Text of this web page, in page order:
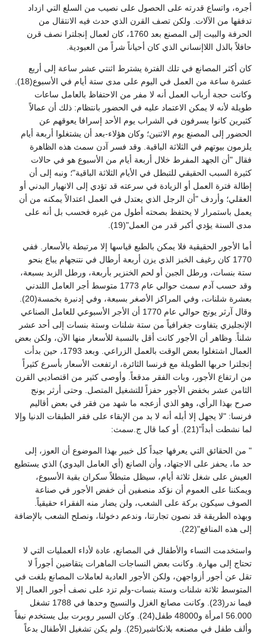
أجره، واتساع قدرته على الحصول على نصيب من السلع التي ازداد
تدفقها من الآلات. ولكن تصف القرن الذي حدث فيه الانتقال من
الحرفة والبيت إلى المصنع بعد 1760، كان لعمال إنجلترا نصف قرن
حافلاً بالذل اللاإنساني الذي كان أحياناً شراً من العبودية.
كان أكثر المصانع في تلك الفترة يشترط اثنتي عشر ساعة إلى أربع
عشرة ساعة من العمل في اليوم على مدى ستة أيام في الأسبوع(18).
وكانت حجة أرباب العمل أنه لا مفر من الاحتفاظ بالعامل ساعات
طويلة لأنه لا يمكن الاعتماد عليه في الحضور بانتظام: ذلك أن عمالاً
كثيرين كانوا يسرفون في الشراب يوم الأحد إسرافا يعوقهم عن
الحضور إلى المصنع يوم الاثنين؛ وكان هؤلاء-بعد أن يشتغلوا أربعة أيام
يلزمون بيوتهم في الثلاثة الباقية. وقد فسر آدن سمث هذه الظاهرة
فقال "أن الجهد المفرط خلال أربعة أيام من الأسبوع هو في حالات
كثيرة السبب الحقيقي للتبطل في الأيام الثلاثة الباقية"؛ ونبه إلى أن
إطالة فترة العمل أو الزيادة في سرعته قد تؤدي إلى الانهيار البدني أو
العقلي؛ وأردف "أن الرجل الذي يعتدل في العمل اعتدالاً يمكنه من أن
يعمل باستمرار لا يحتفظ بصحته أطول من غيره فحسب بل أنه على
مدى السنة يؤدي أكبر قدر من العمل"(19).
أما الأجور الحقيقية فلا يمكن بالطبع قياسها إلا مرتبطة بالأسعار. ففي
1770 كان رغيف الخبز الذي يزن أربعة أرطال في نتنجهام يباع بنحو
ستة بنسات، ورطل الجبن أو لحم الخنزير بأربعة، ورطل الزبد بسبعة،
وقد حسب آدم سمث حوالي عام 1773 متوسط أجر العامل اللندني
بعشرة شلنات، وفي المراكز الأصغر بسبعة، وفي إدنبرة بخمسة(20).
وقال آرثر يونج حوالي عام 1770 أن الأجر الأسبوعي للعامل الصناعي
الإنجليزي يتفاوت جغرافياً من ستة شلنات وستة بنسات إلى أحد عشر
شلناً. وظاهر أن الأجور كانت أقل بالنسبة للأسعار منها الآن، ولكن بعض
العمال اشتغلوا بعض الوقت بالعمل الزراعي. وبعد 1793، حين بدأت
إنجلترا حربها الطويلة مع فرنسا الثائرة، ارتفعت الأسعار بأسرع كثيراً
من ارتفاع الأجور، وبات الفقر مدقعاً. وأوصى كثير من اقتصاديي القرن
الثامن عشر بخفض الأجور حفزاً للتشغيل المتصل. وحتى أرثر يونج
صرح بهذا الرأي، وهو الذي أزعجه ما شهد من فقر في بعض أقاليم
فرنسا: "لا يجهل إلا أبله أنه لا بد من الإبقاء على فقر الطبقات الدنيا وإلا
لما نشطت أبداً"(21). أو كما قال ج.سمث:
" من الحقائق التي يعرفها جيداً كل خبير بهذا الموضوع أن العوز، إلى
حد ما، يحفز على الاجتهاد، وأن الصانع (أي العامل اليدوي) الذي يستطيع
العيش على شغل ثلاثة أيام، سيظل متبطلاً سكران بقية الأسبوع،
ويمكننا على العموم أن نؤكد منصفين أن خفض الأجور في صناعة
الصوف سيكون بركة على الشعب، ولن يضار منه الفقراء حقيقياً.
وبهذه الطريقة قد نصون تجارتنا، وندعم دخولنا، ونصلح الشعب بالإضافة
إلى هذه المنافع"(22).
واستخدمت النساء والأطفال في المصانع، عادة لأداء العمليات التي لا
تحتاج إلى مهارة. وكانت بعض النساجات الماهرات يتقاضين أجوراً لا
تقل عن أجور أزواجهن، ولكن الأجور العادية لعاملات المصانع بلغت في
المتوسط ثلاثة شلنات وستة بنسات-ولم تزد على نصف أجور العمال إلا
فيما ندر(23). وكانت مصانع الغزل والنسيج وحدها في 1788 تشغل
56.000 امرأة و48000 طفل(24). وكان السير روبرت بيل يستخدم نيفاً
وألف طفل في مصنعه بلانكاشير(25). ولم يكن تشغيل الأطفال بدعاً